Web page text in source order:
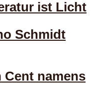
ist Licht
Schmidt
Cent namens